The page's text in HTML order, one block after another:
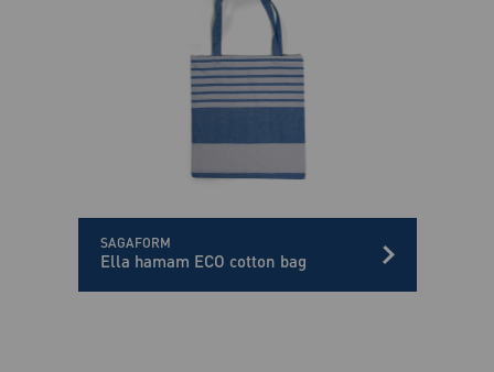
SAGAFORM
Ella hamam ECO cotton bag